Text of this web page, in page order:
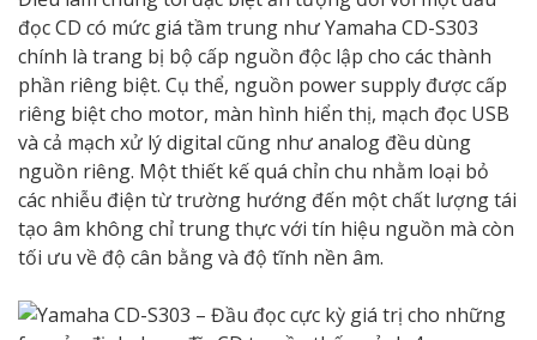
đọc CD có mức giá tầm trung như Yamaha CD-S303
chính là trang bị bộ cấp nguồn độc lập cho các thành
phần riêng biệt. Cụ thể, nguồn power supply được cấp
riêng biệt cho motor, màn hình hiển thị, mạch đọc USB
và cả mạch xử lý digital cũng như analog đều dùng
nguồn riêng. Một thiết kế quá chỉn chu nhằm loại bỏ
các nhiễu điện từ trường hướng đến một chất lượng tái
tạo âm không chỉ trung thực với tín hiệu nguồn mà còn
tối ưu về độ cân bằng và độ tĩnh nền âm.